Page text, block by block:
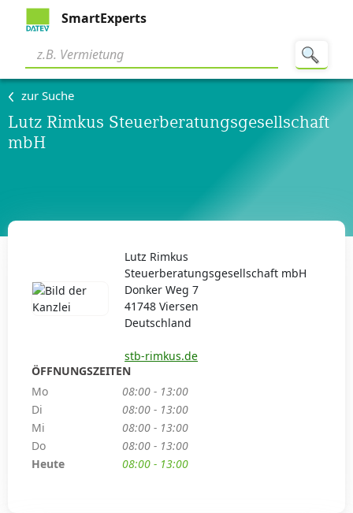
SmartExperts
zur Suche
Lutz Rimkus Steuerberatungsgesellschaft
mbH
Lutz Rimkus
Steuerberatungsgesellschaft mbH
Donker Weg 7
41748 Viersen
Deutschland
stb-rimkus.de
ÖFFNUNGSZEITEN
Mo
08:00 - 13:00
Di
08:00 - 13:00
Mi
08:00 - 13:00
Do
08:00 - 13:00
Heute
08:00 - 13:00